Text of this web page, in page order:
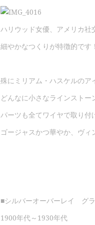
ハリウッド女優、アメリカ
細やかなつくりが特徴的です！
殊にミリアム・ハスケルのア
どんなに小さなラインスト
パーツも全てワイヤで取り
ゴージャスかつ華やか、ヴ
■シルバーオーバーレイ グ
1900年代～1930年代